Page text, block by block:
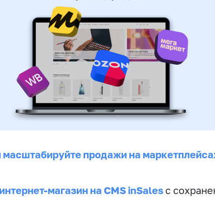
масштабируйте продажи на
магазин на CMS inSales с